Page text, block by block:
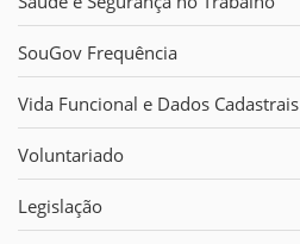
SouGov Frequência
Vida Funcional e Dados Cadastrais
Voluntariado
Legislação